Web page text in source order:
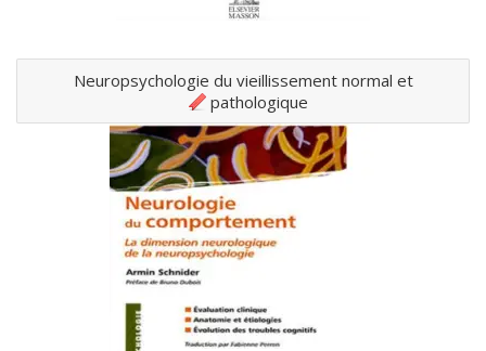
Neuropsychologie du vieillissement normal et
pathologique